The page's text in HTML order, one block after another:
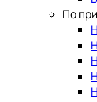
По